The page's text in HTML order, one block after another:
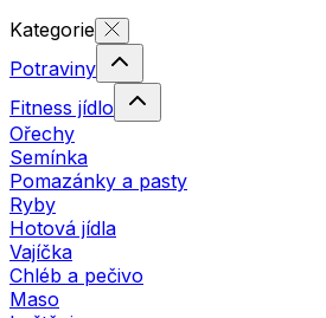
Kategorie
Potraviny
Fitness jídlo
Ořechy
Semínka
Pomazánky a pasty
Ryby
Hotová jídla
Vajíčka
Chléb a pečivo
Maso